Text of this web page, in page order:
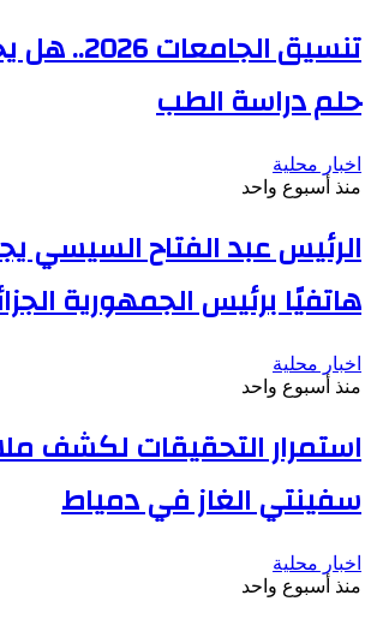
حلم دراسة الطب
اخبار محلية
منذ أسبوع واحد
الرئيس عبد الفتاح السيسي
هاتفيًا برئيس الجمهورية
اخبار محلية
منذ أسبوع واحد
استمرار التحقيقات لكشف
سفينتي الغاز في دمياط
اخبار محلية
منذ أسبوع واحد